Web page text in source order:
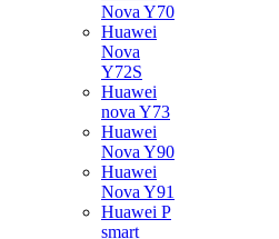
Nova Y70
Huawei
Nova
Y72S
Huawei
nova Y73
Huawei
Nova Y90
Huawei
Nova Y91
Huawei P
smart